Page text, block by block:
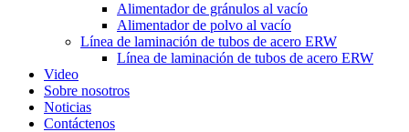
Alimentador de gránulos al vacío
Alimentador de polvo al vacío
Línea de laminación de tubos de acero ERW
Línea de laminación de tubos de acero ERW
Video
Sobre nosotros
Noticias
Contáctenos